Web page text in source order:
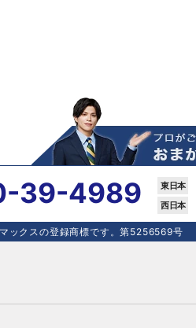
39-4989
ックスの登録商標です。第5256569号